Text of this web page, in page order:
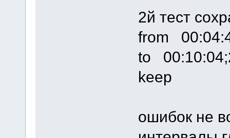
2й тест
from
to
keep
ошибок не